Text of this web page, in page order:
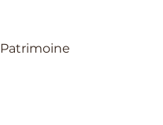
Patrimoine